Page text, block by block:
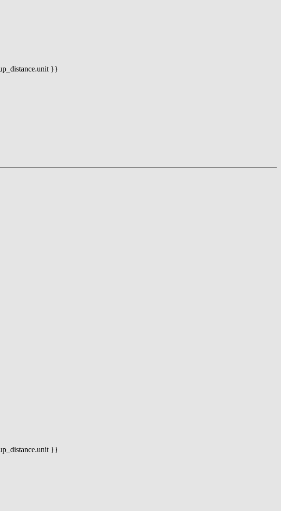
}}
}}